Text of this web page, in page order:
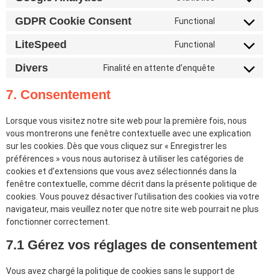
GDPR Cookie Consent Functional
LiteSpeed Functional
Divers Finalité en attente d’enquête
7. Consentement
Lorsque vous visitez notre site web pour la première fois, nous
vous montrerons une fenêtre contextuelle avec une explication
sur les cookies. Dès que vous cliquez sur « Enregistrer les
préférences » vous nous autorisez à utiliser les catégories de
cookies et d’extensions que vous avez sélectionnés dans la
fenêtre contextuelle, comme décrit dans la présente politique de
cookies. Vous pouvez désactiver l’utilisation des cookies via votre
navigateur, mais veuillez noter que notre site web pourrait ne plus
fonctionner correctement.
7.1 Gérez vos réglages de consentement
Vous avez chargé la politique de cookies sans le support de